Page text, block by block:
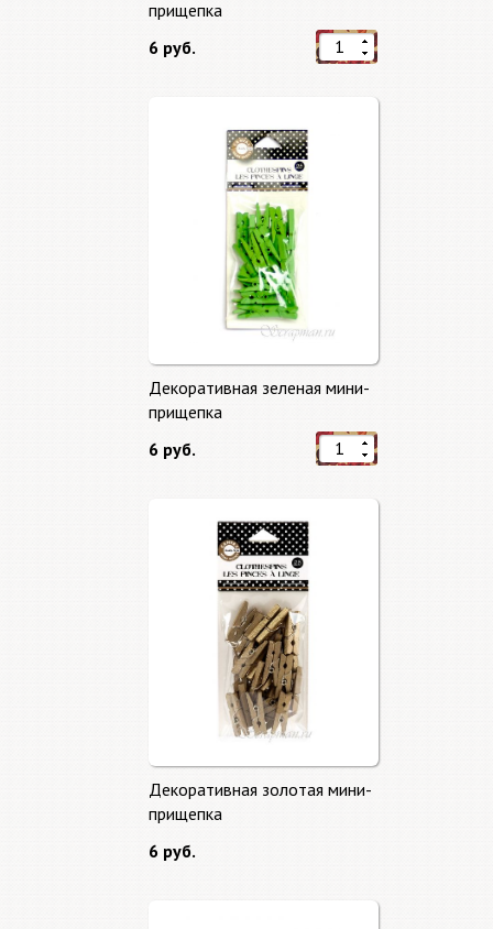
прищепка
6 руб.
Декоративная зеленая мини-
прищепка
6 руб.
Декоративная золотая мини-
прищепка
6 руб.